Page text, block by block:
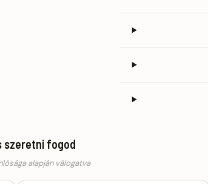
fogod
alapján válogatva